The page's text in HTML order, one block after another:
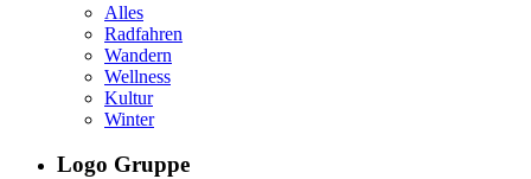
Alles
Radfahren
Wandern
Wellness
Kultur
Winter
Logo Gruppe